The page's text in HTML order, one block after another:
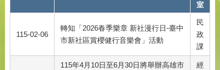
室
115-02-06
轉知「2026春季樂章 新社漫行日-臺中
市新社區賞櫻健行音樂會」活動
民
政
課
115年4月10日至6月30日將舉辦高雄市
經